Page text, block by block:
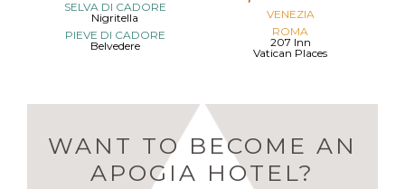
SELVA DI CADORE
Nigritella
PIEVE DI CADORE
Belvedere
VENEZIA
ROMA
207 Inn
Vatican Places
WANT TO BECOME AN
APOGIA HOTEL?